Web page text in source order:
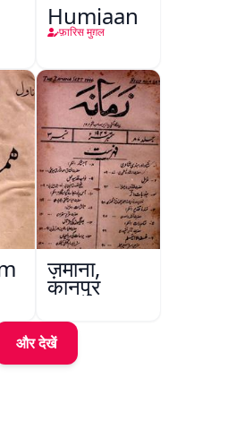
Humjaan
फ़ारिस मुग़ल
ज़माना,
कानपुर
और देखें